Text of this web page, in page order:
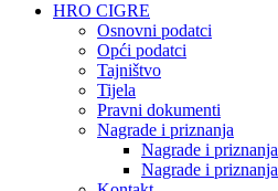
HRO CIGRE
Osnovni podatci​
Opći podatci
Tajništvo
Tijela
Pravni dokumenti
Nagrade i priznanja
Nagrade i
Nagrade i